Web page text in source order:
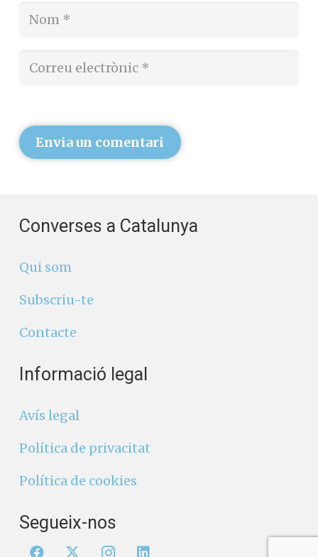
Envia un comentari
Converses a Catalunya
Qui som
Subscriu-te
Contacte
Informació legal
Avís legal
Política de privacitat
Política de cookies
Segueix-nos